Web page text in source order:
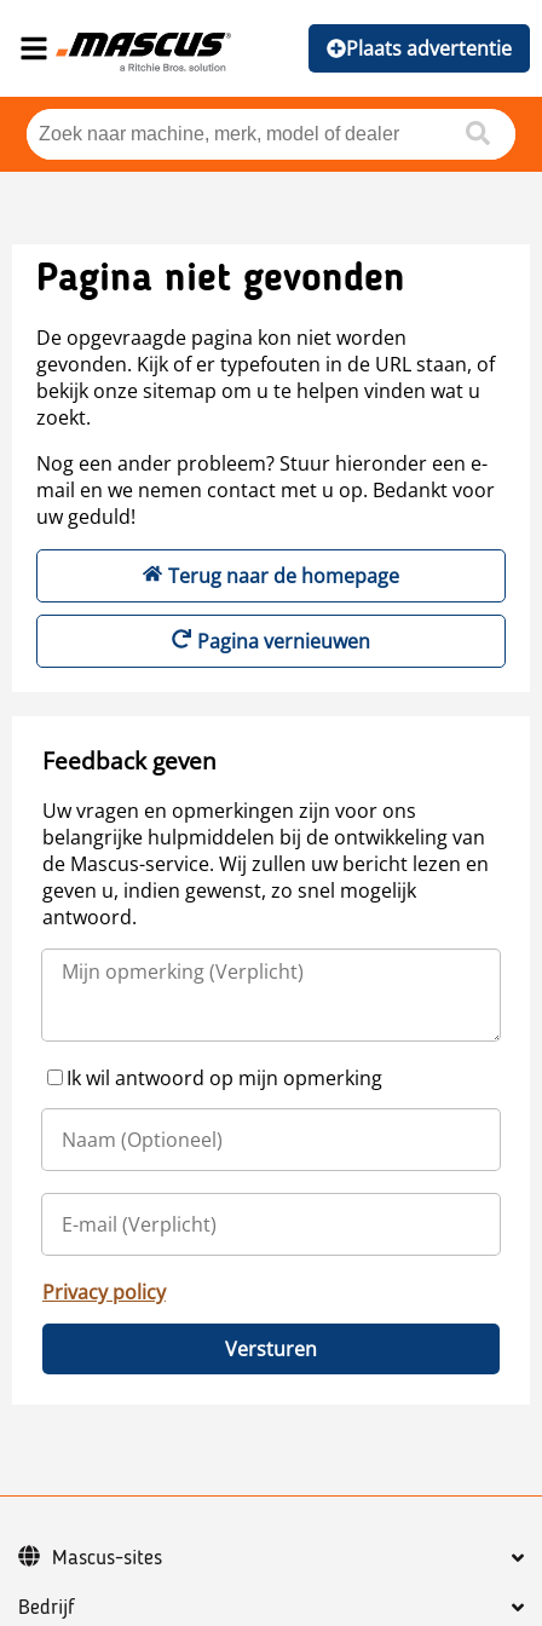
Plaats advertentie
Pagina niet gevonden
De opgevraagde pagina kon niet worden
gevonden. Kijk of er typefouten in de URL staan, of
bekijk onze sitemap om u te helpen vinden wat u
zoekt.
Nog een ander probleem? Stuur hieronder een e-
mail en we nemen contact met u op. Bedankt voor
uw geduld!
Terug naar de homepage
Pagina vernieuwen
Feedback geven
Uw vragen en opmerkingen zijn voor ons
belangrijke hulpmiddelen bij de ontwikkeling van
de Mascus-service. Wij zullen uw bericht lezen en
geven u, indien gewenst, zo snel mogelijk
antwoord.
Ik wil antwoord op mijn opmerking
Privacy policy
Versturen
Bedrijf
Mascus-sites